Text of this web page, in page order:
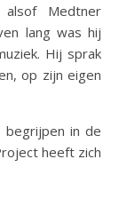
Medtner
lang was hij
Hij sprak
op zijn eigen
in de
heeft zich